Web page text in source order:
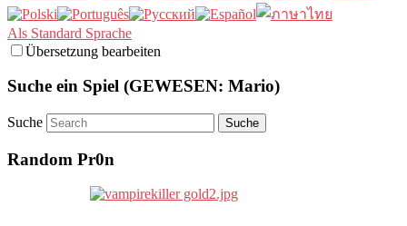
Als Standard Sprache
Übersetzung bearbeiten
Suche ein Spiel (GEWESEN: Mario)
Suche
Random Pr0n